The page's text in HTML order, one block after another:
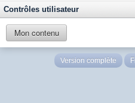
Contrôles utilisateur
Mon contenu
Version complète